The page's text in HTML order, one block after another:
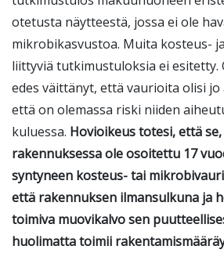
otetusta näytteestä, jossa ei ole
mikrobikasvustoa. Muita kosteus-
liittyviä tutkimustuloksia ei esitetty.
edes väittänyt, että vaurioita olisi
että on olemassa riski niiden
kuluessa. Hovioikeus totesi, että
rakennuksessa ole osoitettu 17
syntyneen kosteus- tai
että rakennuksen ilmansulkuna ja
toimiva muovikalvo sen
huolimatta toimii